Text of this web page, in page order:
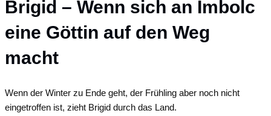
Brigid – Wenn sich an Imbolc
eine Göttin auf den Weg
macht
Wenn der Winter zu Ende geht, der Frühling aber noch nicht
eingetroffen ist, zieht Brigid durch das Land.